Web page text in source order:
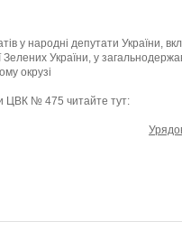
у народні депутати України,
Зелених України, у
окрузі
ЦВК № 475 читайте тут: